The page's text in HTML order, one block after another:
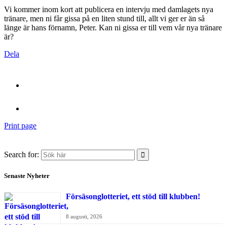
Vi kommer inom kort att publicera en intervju med damlagets nya
tränare, men ni får gissa på en liten stund till, allt vi ger er än så
länge är hans förnamn, Peter. Kan ni gissa er till vem vår nya tränare
är?
Dela
Print page
Search for:
Senaste Nyheter
Försäsonglotteriet, ett stöd till klubben!
8 augusti, 2026